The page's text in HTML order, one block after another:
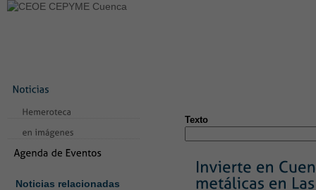
Noticias relacionadas
Texto